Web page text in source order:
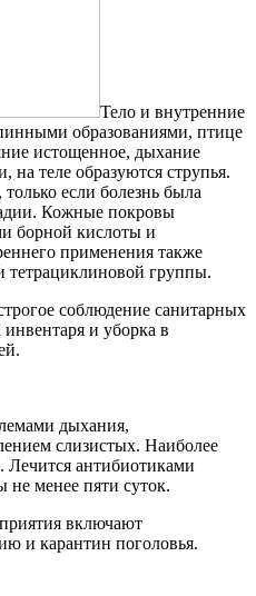
Тело и внутренние
образованиями, птице
истощенное, дыхание
на теле образуются струпья.
если болезнь была
Кожные покровы
борной кислоты и
применения также
тетрациклиновой группы.
соблюдение санитарных
инвентаря и уборка в
дыхания,
слизистых. Наиболее
антибиотиками
не менее пяти суток.
включают
и карантин поголовья.